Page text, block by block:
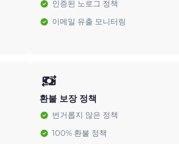
인증된 노로그 정책
이메일 유출 모니터링
환불 보장 정책
번거롭지 않은 정책
100% 환불 정책